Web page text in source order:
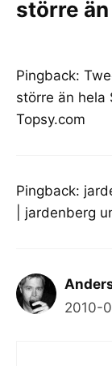
större
Pingback:
större än
Topsy.com
Pingback:
| jardenberg
2010-